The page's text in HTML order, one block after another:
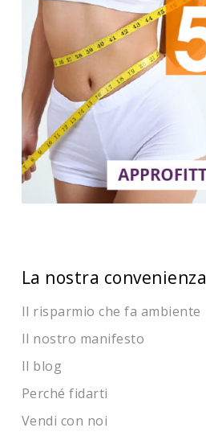
La nostra convenienza
Il risparmio che fa ambiente
Il nostro manifesto
Il blog
Perché fidarti
Vendi con noi